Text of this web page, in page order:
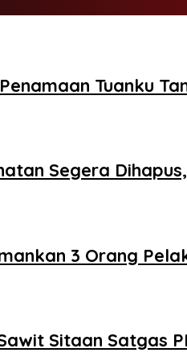
Tuanku
Segera
3 Orang
Sitaan Satgas